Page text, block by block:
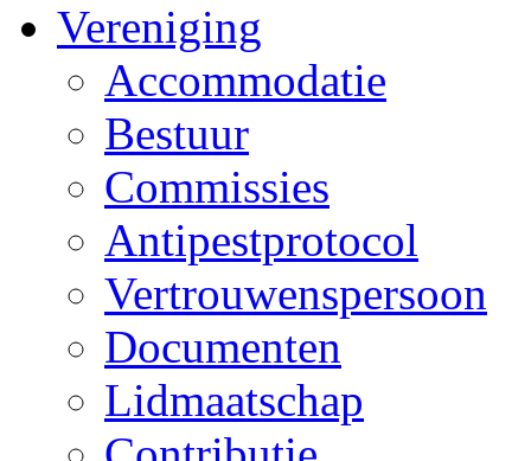
Vereniging
Accommodatie
Bestuur
Commissies
Antipestprotocol
Vertrouwenspersoon
Documenten
Lidmaatschap